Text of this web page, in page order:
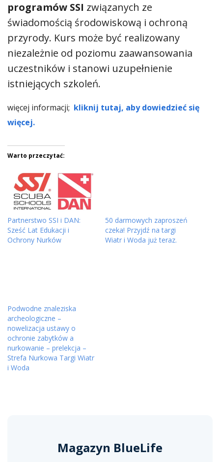
programów SSI związanych ze
świadomością środowiskową i ochroną
przyrody. Kurs może być realizowany
niezależnie od poziomu zaawansowania
uczestników i stanowi uzupełnienie
istniejących szkoleń.
więcej informacji; kliknij tutaj, aby dowiedzieć się
więcej.
Warto przeczytać:
Partnerstwo SSI i DAN:
Sześć Lat Edukacji i
Ochrony Nurków
50 darmowych zaproszeń
czeka! Przyjdź na targi
Wiatr i Woda już teraz.
Podwodne znaleziska
archeologiczne –
nowelizacja ustawy o
ochronie zabytków a
nurkowanie – prelekcja –
Strefa Nurkowa Targi Wiatr
i Woda
Magazyn BlueLife